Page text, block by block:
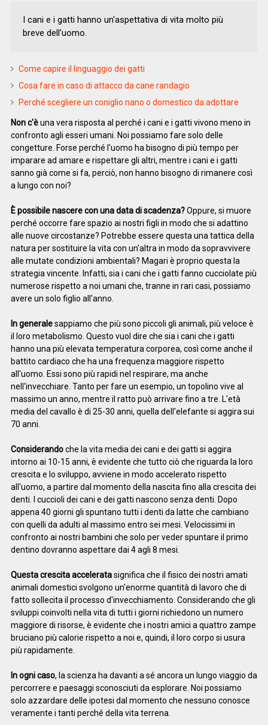
I cani e i gatti hanno un'aspettativa di vita molto più
breve dell'uomo.
Come capire il linguaggio dei gatti
Cosa fare in caso di attacco da cane randagio
Perché scegliere un coniglio nano o domestico da adottare
Non c'èuna vera risposta al perché i cani e i gatti vivono meno in
confronto agli esseri umani. Noi possiamo fare solo delle
congetture. Forse perché l'uomo ha bisogno di più tempo per
imparare ad amare e rispettare gli altri, mentre i cani e i gatti
sanno già come si fa, perciò, non hanno bisogno di rimanere così
a lungo con noi?
È possibile nascere con una data di scadenza?Oppure, si muore
perché occorre fare spazio ai nostri figli in modo che si adattino
alle nuove circostanze? Potrebbe essere questa una tattica della
natura per sostituire la vita con un'altra in modo da sopravvivere
alle mutate condizioni ambientali? Magari è proprio questa la
strategia vincente. Infatti, sia i cani che i gatti fanno cucciolate più
numerose rispetto a noi umani che, tranne in rari casi, possiamo
avere un solo figlio all'anno.
In generalesappiamo che più sono piccoli gli animali, più veloce è
il loro metabolismo. Questo vuol dire che sia i cani che i gatti
hanno una più elevata temperatura corporea, così come anche il
battito cardiaco che ha una frequenza maggiore rispetto
all'uomo. Essi sono più rapidi nel respirare, ma anche
nell'invecchiare. Tanto per fare un esempio, un topolino vive al
massimo un anno, mentre il ratto può arrivare fino a tre. L'età
media del cavallo è di 25-30 anni, quella dell'elefante si aggira sui
70 anni.
Considerandoche la vita media dei cani e dei gatti si aggira
intorno ai 10-15 anni, è evidente che tutto ciò che riguarda la loro
crescita e lo sviluppo, avviene in modo accelerato rispetto
all'uomo, a partire dal momento della nascita fino alla crescita dei
denti. I cuccioli dei cani e dei gatti nascono senza denti. Dopo
appena 40 giorni gli spuntano tutti i denti da latte che cambiano
con quelli da adulti al massimo entro sei mesi. Velocissimi in
confronto ai nostri bambini che solo per veder spuntare il primo
dentino dovranno aspettare dai 4 agli 8 mesi.
Questa crescita acceleratasignifica che il fisico dei nostri amati
animali domestici svolgono un'enorme quantità di lavoro che di
fatto sollecita il processo d'invecchiamento. Considerando che gli
sviluppi coinvolti nella vita di tutti i giorni richiedono un numero
maggiore di risorse, è evidente che i nostri amici a quattro zampe
bruciano più calorie rispetto a noi e, quindi, il loro corpo si usura
più rapidamente.
In ogni caso, la scienza ha davanti a sé ancora un lungo viaggio da
percorrere e paesaggi sconosciuti da esplorare. Noi possiamo
solo azzardare delle ipotesi dal momento che nessuno conosce
veramente i tanti perché della vita terrena.